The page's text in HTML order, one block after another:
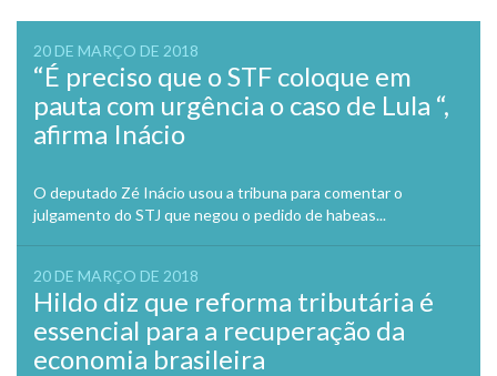
20 DE MARÇO DE 2018
“É preciso que o STF coloque em
pauta com urgência o caso de Lula “,
afirma Inácio
O deputado Zé Inácio usou a tribuna para comentar o
julgamento do STJ que negou o pedido de habeas...
20 DE MARÇO DE 2018
Hildo diz que reforma tributária é
essencial para a recuperação da
economia brasileira